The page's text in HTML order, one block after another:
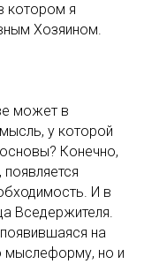
котором я
Хозяином.
может в
у которой
Конечно,
И в
Вседержителя.
на
мыслеформу, но и